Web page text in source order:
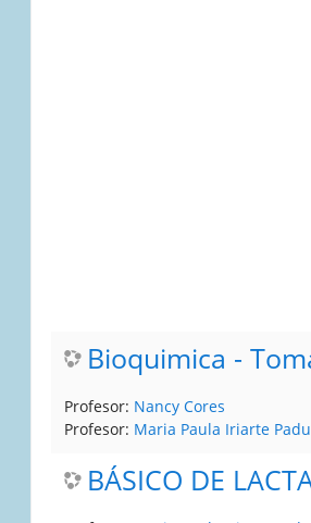
Bioquimica -
Profesor: Nancy Cores
Profesor: Maria Paula Iriarte
BÁSICO DE